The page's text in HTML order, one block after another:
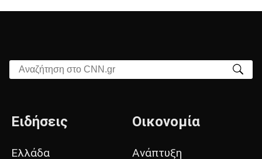
Αναζήτηση στο CNN.gr
Ειδήσεις
Ελλάδα
Οικονομία
Ανάπτυξη